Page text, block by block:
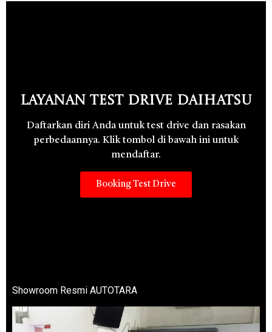
Layanan Test Drive Daihatsu
Daftarkan diri Anda untuk test drive dan rasakan
perbedaannya. Klik tombol di bawah ini untuk
mendaftar.
Booking Test Drive
Showroom Resmi AUTOTARA